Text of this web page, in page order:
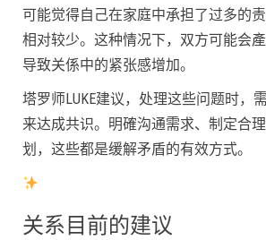
可能觉得自己在家庭中承担了过多的
相对较少。这种情况下，双方可能会產
导致关係中的紧张感增加。
塔罗师LUKE建议，处理这些问题时，
来达成共识。明確沟通需求、制定合
划，这些都是缓解矛盾的有效方式。
关系目前的建议